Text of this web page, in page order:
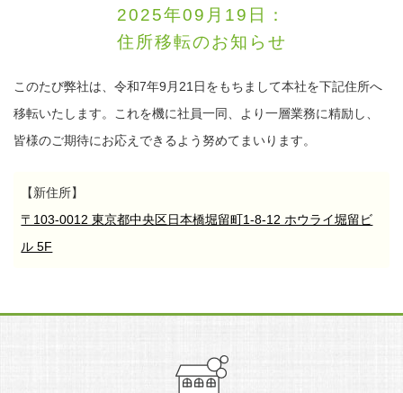
2025年09月19日：
住所移転のお知らせ
このたび弊社は、令和7年9月21日をもちまして本社を下記住所へ
移転いたします。
これを機に社員一同、より一層業務に精励し、
皆様のご期待にお応えできるよう努めてまいります。
【新住所】
〒103-0012 東京都中央区日本橋堀留町1-8-12 ホウライ堀留ビ
ル 5F